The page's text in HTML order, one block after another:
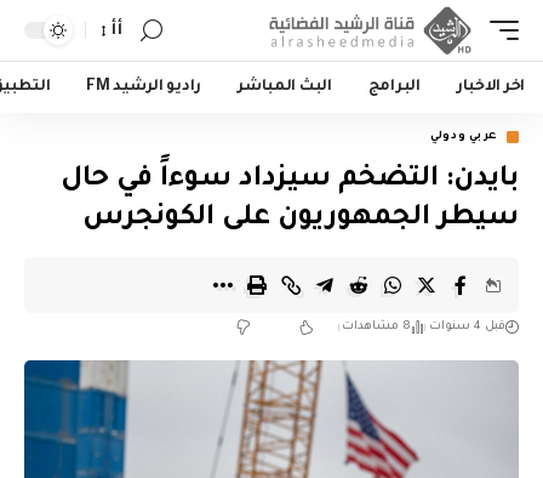
أأ
اخر الاخبار البرامج البث المباشر راديو الرشيد FM
عربي ودولي
بايدن: التضخم سيزداد سوءاً في حال
سيطر الجمهوريون على الكونجرس
قبل 4 سنوات 8 مشاهدات